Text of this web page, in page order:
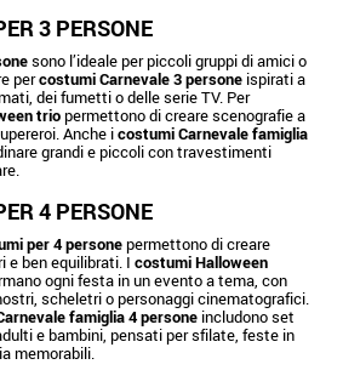
3 PERSONE
sono l’ideale per piccoli gruppi di amici o
percostumi Carnevale 3 persone ispirati a
dei fumetti o delle serie TV. Per
triopermettono di creare scenografie a
Anche icostumi Carnevale famiglia
grandi e piccoli con travestimenti
4 PERSONE
per 4 personepermettono di creare
ben equilibrati. I costumi Halloween
ogni festa in un evento a tema, con
scheletri o personaggi cinematografici.
famiglia 4 persone includono set
e bambini, pensati per sfilate, feste in
memorabili.